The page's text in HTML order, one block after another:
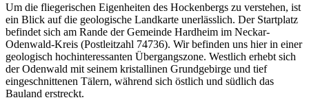
Um die fliegerischen Eigenheiten des Hockenbergs zu verstehen, ist
ein Blick auf die geologische Landkarte unerlässlich. Der Startplatz
befindet sich am Rande der Gemeinde Hardheim im Neckar-
Odenwald-Kreis (Postleitzahl 74736). Wir befinden uns hier in einer
geologisch hochinteressanten Übergangszone. Westlich erhebt sich
der Odenwald mit seinem kristallinen Grundgebirge und tief
eingeschnittenen Tälern, während sich östlich und südlich das
Bauland erstreckt.